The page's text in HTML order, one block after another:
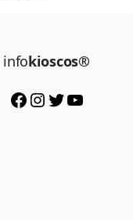
infokioscos®
Facebook Instagram Twitter YouTube